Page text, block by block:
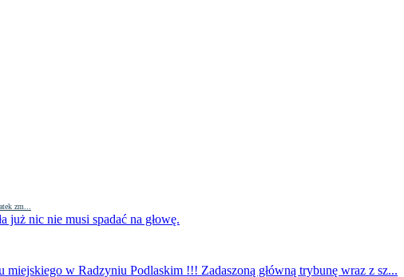
zm...
już nic nie musi spadać na głowę.
miejskiego w Radzyniu Podlaskim !!! Zadaszoną główną trybunę wraz z sz...